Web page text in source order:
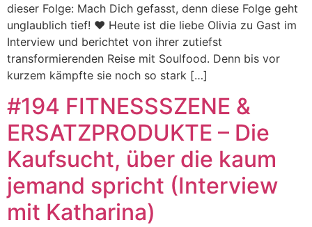
dieser Folge: Mach Dich gefasst, denn diese Folge geht
unglaublich tief! ❤️ Heute ist die liebe Olivia zu Gast im
Interview und berichtet von ihrer zutiefst
transformierenden Reise mit Soulfood. Denn bis vor
kurzem kämpfte sie noch so stark […]
#194 FITNESSSZENE &
ERSATZPRODUKTE – Die
Kaufsucht, über die kaum
jemand spricht (Interview
mit Katharina)